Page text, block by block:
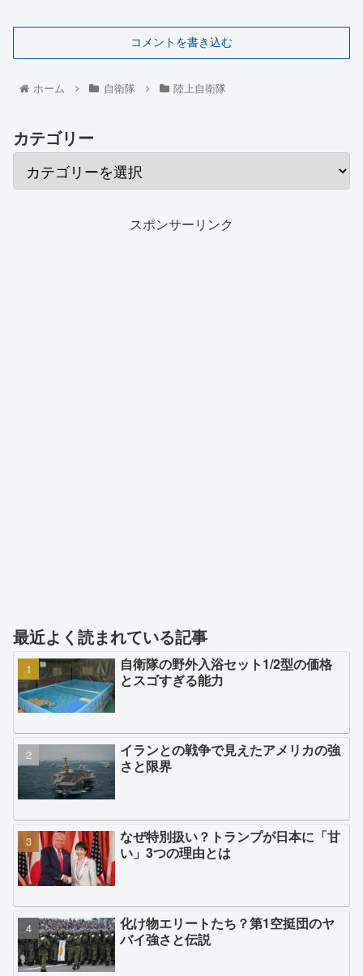
コメントを書き込む
ホーム 自衛隊 陸上自衛隊
カテゴリー
スポンサーリンク
最近よく読まれている記事
自衛隊の野外入浴セット1/2型の価格
とスゴすぎる能力
イランとの戦争で見えたアメリカの強
さと限界
なぜ特別扱い？トランプが日本に「甘
い」3つの理由とは
化け物エリートたち？第1空挺団のヤ
バイ強さと伝説